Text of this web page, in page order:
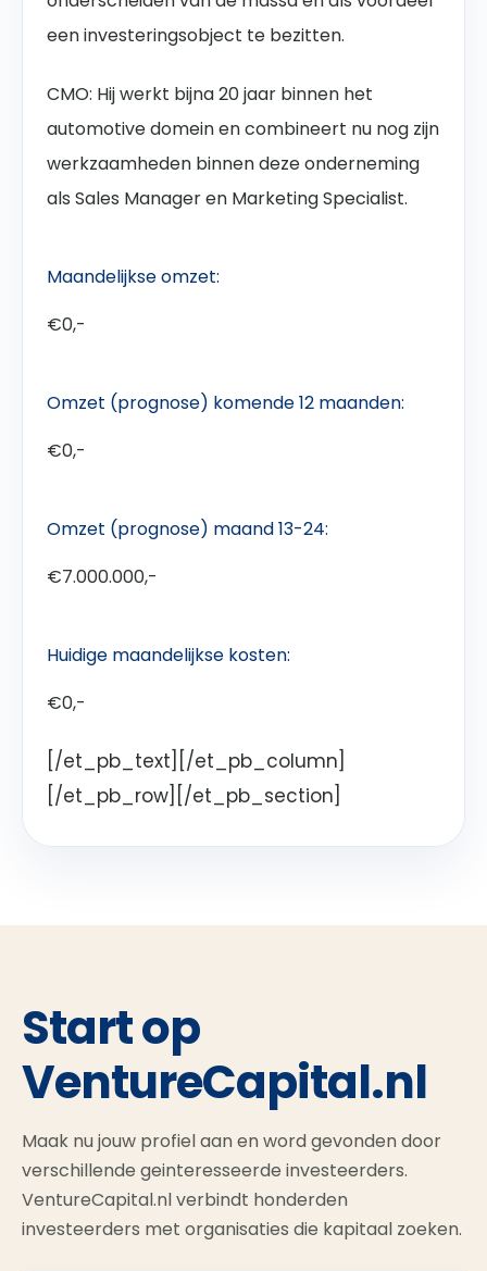
een investeringsobject te bezitten.
CMO: Hij werkt bijna 20 jaar binnen het
automotive domein en combineert nu nog zijn
werkzaamheden binnen deze onderneming
als Sales Manager en Marketing Specialist.
Maandelijkse omzet:
€0,-
Omzet (prognose) komende 12 maanden:
€0,-
Omzet (prognose) maand 13-24:
€7.000.000,-
Huidige maandelijkse kosten:
€0,-
[/et_pb_text][/et_pb_column]
[/et_pb_row][/et_pb_section]
Start op
VentureCapital.nl
Maak nu jouw profiel aan en word gevonden door
verschillende geinteresseerde investeerders.
VentureCapital.nl verbindt honderden
investeerders met organisaties die kapitaal zoeken.